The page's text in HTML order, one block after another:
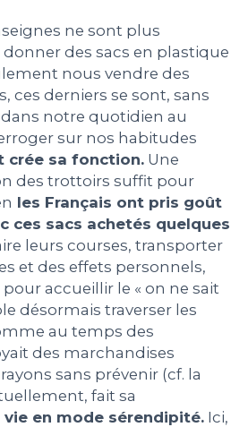
LUNDI
des données
ne sont plus
des sacs en plastique
nous vendre des
ces derniers se sont, sans
notre quotidien au
sur nos habitudes
crée sa fonction. Une
des trottoirs suffit pour
les Français ont pris goût
ces sacs achetés quelques
leurs courses, transporter
et des effets personnels,
accueillir le « on ne sait
désormais traverser les
au temps des
des marchandises
sans prévenir (cf. la
fait sa
vie en mode sérendipité. Ici,